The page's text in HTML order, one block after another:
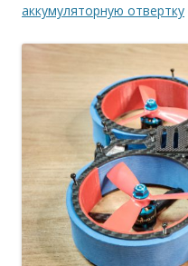
аккумуляторную отвертку